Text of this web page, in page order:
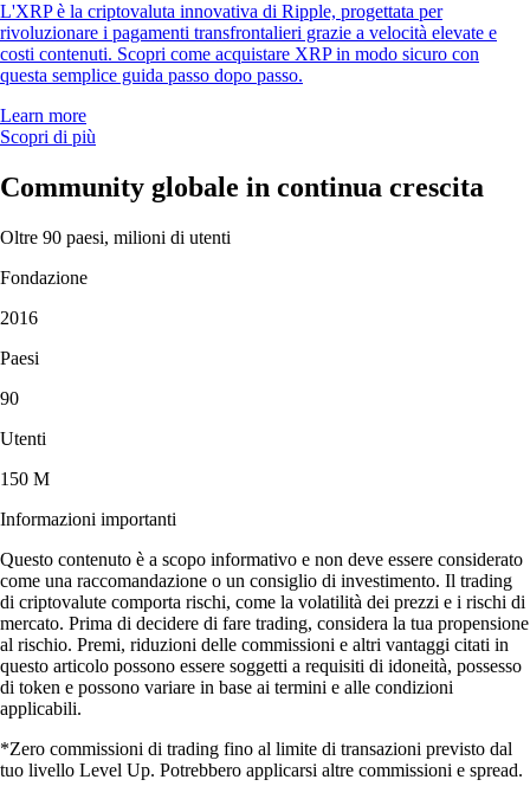
L'XRP è la criptovaluta innovativa di Ripple, progettata per
rivoluzionare i pagamenti transfrontalieri grazie a velocità elevate e
costi contenuti. Scopri come acquistare XRP in modo sicuro con
questa semplice guida passo dopo passo.
Learn more
Scopri di più
Community globale in continua crescita
Oltre 90 paesi, milioni di utenti
Fondazione
2016
Paesi
90
Utenti
150 M
Informazioni importanti
Questo contenuto è a scopo informativo e non deve essere considerato
come una raccomandazione o un consiglio di investimento. Il trading
di criptovalute comporta rischi, come la volatilità dei prezzi e i rischi di
mercato. Prima di decidere di fare trading, considera la tua propensione
al rischio. Premi, riduzioni delle commissioni e altri vantaggi citati in
questo articolo possono essere soggetti a requisiti di idoneità, possesso
di token e possono variare in base ai termini e alle condizioni
applicabili.
*Zero commissioni di trading fino al limite di transazioni previsto dal
tuo livello Level Up. Potrebbero applicarsi altre commissioni e spread.